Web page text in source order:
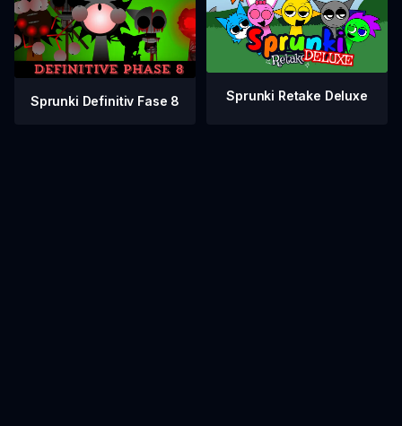
Sprunki Definitiv Fase 8 Sprunki Retake Deluxe